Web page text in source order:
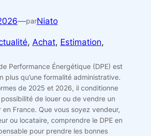
—parNiato
, Achat, Estimation
Performance Énergétique (DPE) est
plus qu’une formalité administrative.
de 2025 et 2026, il conditionne
de louer ou de vendre un
en France. Que vous soyez vendeur,
ou locataire, comprendre le DPE en
pour prendre les bonnes